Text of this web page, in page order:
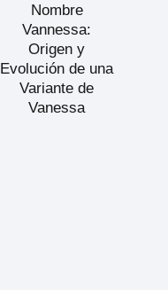
Nombre
Vannessa:
Origen y
Evolución de una
Variante de
Vanessa